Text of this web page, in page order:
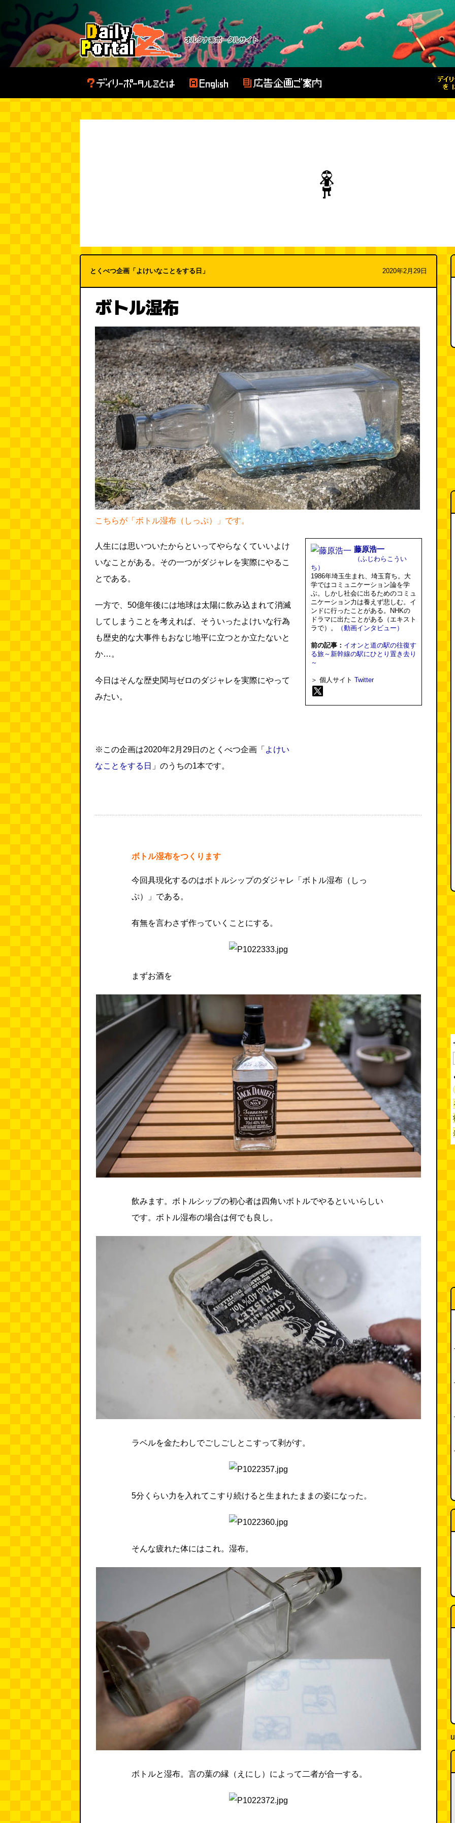
とくべつ企画「よけいなことをする日」 2020年2月29日
ボトル湿布
こちらが「ボトル湿布（しっぷ）」です。
人生には思いついたからといってやらなくていいよけ
いなことがある。その一つがダジャレを実際にやるこ
とである。
一方で、50億年後には地球は太陽に飲み込まれて消滅
してしまうことを考えれば、そういったよけいな行為
も歴史的な大事件もおなじ地平に立つとか立たないと
か…。
今日はそんな歴史関与ゼロのダジャレを実際にやって
みたい。
※この企画は2020年2月29日のとくべつ企画「 よけい
なことをする日 」のうちの1本です。
藤原浩一
（ふじわらこうい
ち）
1986年埼玉生まれ、埼玉育ち。大
学ではコミュニケーション論を学
ぶ。しかし社会に出るためのコミュ
ニケーション力は養えず悲しむ。イ
ンドに行ったことがある。NHKの
ドラマに出たことがある（エキスト
ラで）。
（動画インタビュー）
前の記事： イオンと道の駅の往復す
る旅～新幹線の駅にひとり置き去り
～
＞ 個人サイト Twitter
ボトル湿布をつくります
今回具現化するのはボトルシップのダジャレ「ボトル湿布（しっ
ぷ）」である。
有無を言わさず作っていくことにする。
まずお酒を
飲みます。ボトルシップの初心者は四角いボトルでやるといいらしい
です。ボトル湿布の場合は何でも良し。
ラベルを金たわしでごしごしとこすって剥がす。
5分くらい力を入れてこすり続けると生まれたままの姿になった。
そんな疲れた体にはこれ。湿布。
ボトルと湿布。言の葉の縁（えにし）によって二者が合一する。